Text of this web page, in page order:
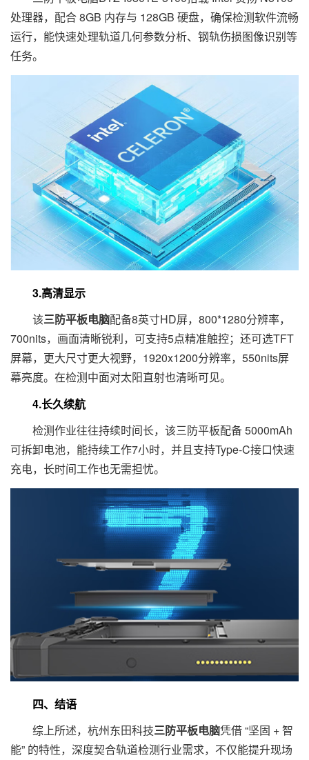
处理器，配合 8GB 内存与 128GB 硬盘，确保检测软件流畅
运行，能快速处理轨道几何参数分析、钢轨伤损图像识别等
任务。
3.高清显示
该三防平板电脑配备8英寸HD屏，800*1280分辨率，
700nits，画面清晰锐利，可支持5点精准触控；还可选TFT
屏幕，更大尺寸更大视野，1920x1200分辨率，550nits屏
幕亮度。在检测中面对太阳直射也清晰可见。
4.长久续航
检测作业往往持续时间长，该三防平板配备 5000mAh
可拆卸电池，能持续工作7小时，并且支持Type-C接口快速
充电，长时间工作也无需担忧。
四、结语
综上所述，杭州东田科技三防平板电脑凭借 “坚固 + 智
能” 的特性，深度契合轨道检测行业需求，不仅能提升现场